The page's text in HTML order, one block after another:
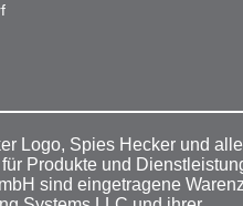
Logo, Spies Hecker und alle
Produkte und
sind eingetragene